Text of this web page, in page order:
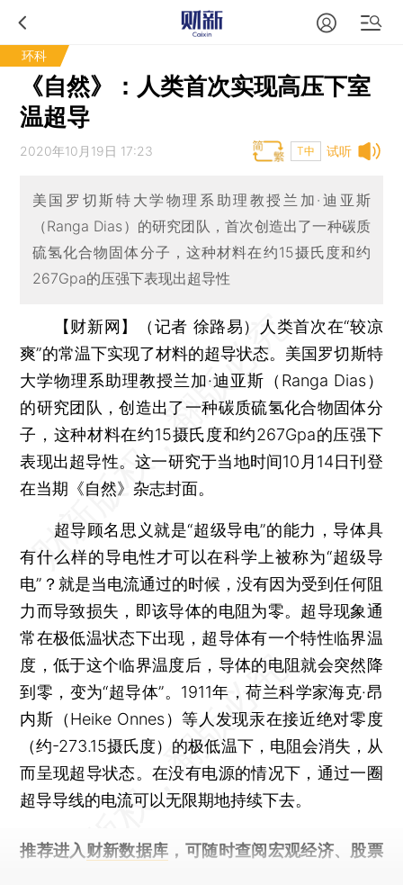
环科
《自然》：人类首次实现高压下室
温超导
试听
2020年10月19日 17:23 T中
美国罗切斯特大学物理系助理教授兰加·迪亚斯
（Ranga Dias）的研究团队，首次创造出了一种碳质
硫氢化合物固体分子，这种材料在约15摄氏度和约
267Gpa的压强下表现出超导性
【财新网】（记者 徐路易）
人类首次在“较凉
爽”的常温下实现了材料的超导状态。美国罗切斯特
大学物理系助理教授兰加·迪亚斯（Ranga Dias）
的研究团队，创造出了一种碳质硫氢化合物固体分
子，这种材料在约15摄氏度和约267Gpa的压强下
表现出超导性。这一研究于当地时间10月14日刊登
在当期《自然》杂志封面。
超导顾名思义就是“超级导电”的能力，导体具
有什么样的导电性才可以在科学上被称为“超级导
电”？就是当电流通过的时候，没有因为受到任何阻
力而导致损失，即该导体的电阻为零。超导现象通
常在极低温状态下出现，超导体有一个特性临界温
度，低于这个临界温度后，导体的电阻就会突然降
到零，变为“超导体”。1911年，荷兰科学家海克·昂
内斯（Heike Onnes）等人发现汞在接近绝对零度
（约-273.15摄氏度）的极低温下，电阻会消失，从
而呈现超导状态。在没有电源的情况下，通过一圈
超导导线的电流可以无限期地持续下去。
推荐进入 财新数据库 ，可随时查阅宏观经济、股票